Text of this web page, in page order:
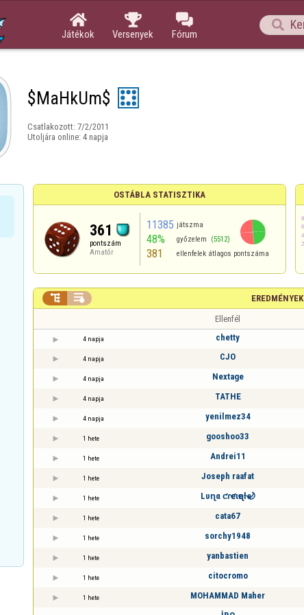

Játékok

Versenyek

Fórum

$MaHkUm$
Csatlakozott: 7/2/2011
Utoljára online: 4 napja
OSTÁBLA STATISZTIKA
361
pontszám
Amatőr
11385 játszma
48% győzelem (5512)
381 ellenfelek átlagos pontszáma
EREDMÉNYEK
 
Ellenfél
4 napja chetty
4 napja CJO
4 napja Nextage
4 napja TATHE
4 napja yenilmez34
1 hete gooshoo33
1 hete Andrei11
1 hete Joseph raafat
1 hete Lυɳα ƈɾҽƈιҽɳƚҽ🌙
1 hete cata67
1 hete sorchy1948
1 hete yanbastien
1 hete citocromo
1 hete MOHAMMAD Maher